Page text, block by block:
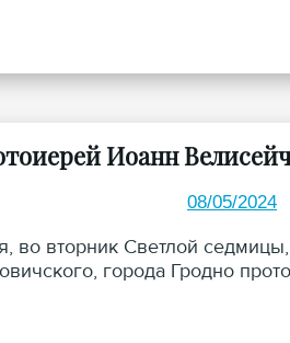
Иоанн
08/05/2024
во вторник Светлой
города Гродно